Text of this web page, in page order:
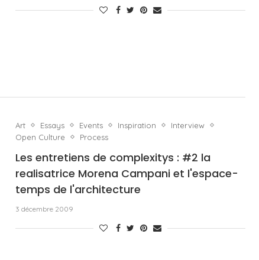
Art Essays Events Inspiration
Interview
Open Culture
Process
Les entretiens de complexitys : #2 la
realisatrice Morena Campani et l'espace-
temps de l'architecture
3 décembre 2009